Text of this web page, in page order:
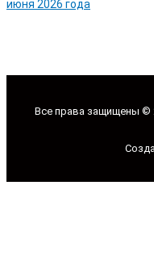
Все права защищены ©